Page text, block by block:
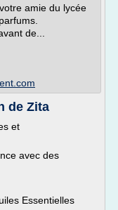
amie du lycée
de...
de Zita
et
avec des
Essentielles